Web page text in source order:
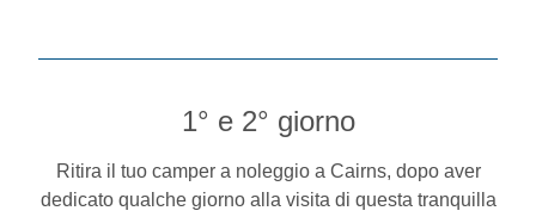
1° e 2° giorno
Ritira il tuo camper a noleggio a Cairns, dopo aver
dedicato qualche giorno alla visita di questa tranquilla